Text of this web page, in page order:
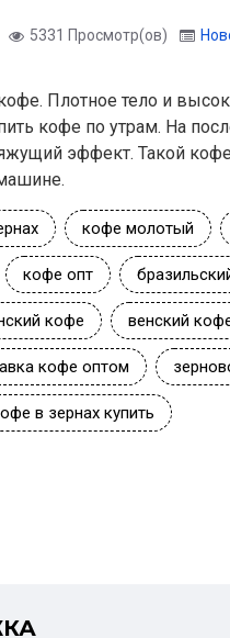
5331 Просмотр(ов)
Плотное тело и
кофе по утрам. На
эффект. Такой
кофе молотый
кофе опт
кофе венский
кофе оптом
в зернах купить